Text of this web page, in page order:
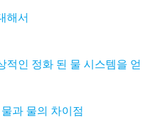
해서
적인 정화 된 물 시스템을 얻
과 물의 차이점